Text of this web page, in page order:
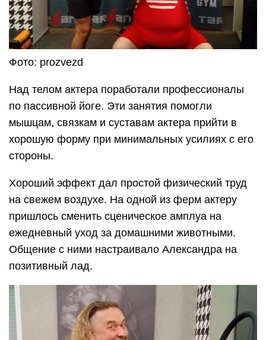
Фото: prozvezd
Над телом актера поработали профессионалы
по пассивной йоге. Эти занятия помогли
мышцам, связкам и суставам актера прийти в
хорошую форму при минимальных усилиях с его
стороны.
Хороший эффект дал простой физический труд
на свежем воздухе. На одной из ферм актеру
пришлось сменить сценическое амплуа на
ежедневный уход за домашними животными.
Общение с ними настраивало Александра на
позитивный лад.